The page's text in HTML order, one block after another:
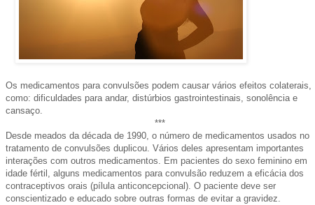
Os medicamentos para convulsões podem causar vários efeitos colaterais,
como: dificuldades para andar, distúrbios gastrointestinais, sonolência e
cansaço.
***
Desde meados da década de 1990, o número de medicamentos usados no
tratamento de convulsões duplicou. Vários deles apresentam importantes
interações com outros medicamentos. Em pacientes do sexo feminino em
idade fértil, alguns medicamentos para convulsão reduzem a eficácia dos
contraceptivos orais (pílula anticoncepcional). O paciente deve ser
conscientizado e educado sobre outras formas de evitar a gravidez.